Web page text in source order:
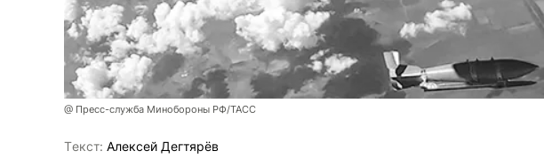
@ Пресс-служба Минобороны РФ/ТАСС
Tекст: Алексей Дегтярёв